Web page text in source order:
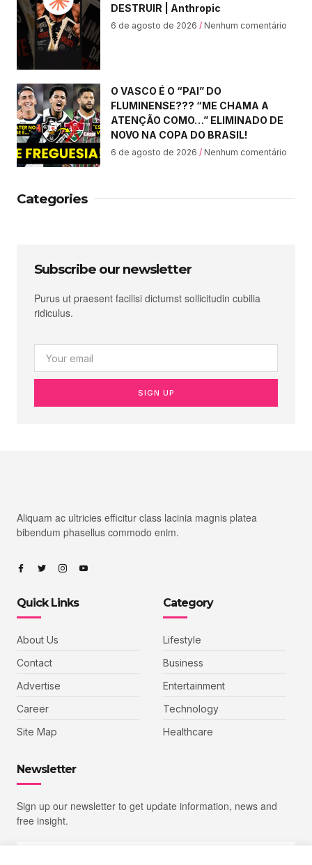
DESTRUIR | Anthropic
6 de agosto de 2026 Nenhum comentário
O VASCO É O “PAI” DO
FLUMINENSE??? “ME CHAMA A
ATENÇÃO COMO…” ELIMINADO DE
NOVO NA COPA DO BRASIL!
6 de agosto de 2026 Nenhum comentário
Categories
Subscribe our newsletter
Purus ut praesent facilisi dictumst sollicitudin cubilia
ridiculus.
SIGN UP
Aliquam ac ultricies efficitur class lacinia magnis platea
bibendum phasellus commodo enim.
Quick Links
About Us
Contact
Advertise
Career
Site Map
Category
Lifestyle
Business
Entertainment
Technology
Healthcare
Newsletter
Sign up our newsletter to get update information, news and
free insight.